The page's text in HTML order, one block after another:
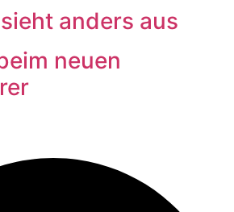
anders aus
neuen